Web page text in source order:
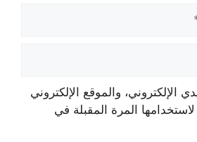
الإلكتروني، والموقع الإلكتروني
المرة المقبلة في